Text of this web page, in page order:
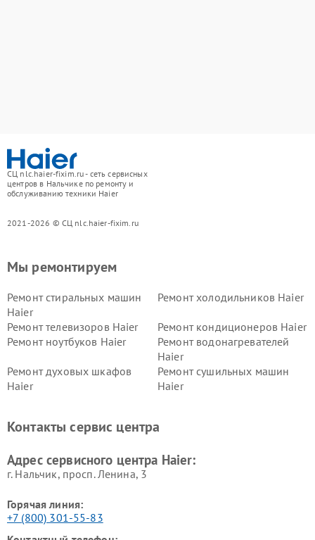
СЦ nlc.haier-fixim.ru - сеть сервисных
центров в Нальчике по ремонту и
обслуживанию техники Haier
2021-2026 © СЦ nlc.haier-fixim.ru
Мы ремонтируем
Ремонт стиральных машин
Haier
Ремонт холодильников Haier
Ремонт телевизоров Haier
Ремонт кондиционеров Haier
Ремонт ноутбуков Haier
Ремонт водонагревателей
Haier
Ремонт духовых шкафов
Haier
Ремонт сушильных машин
Haier
Ремонт роботов-пылесосов
Ремонт посудомоечных
Контакты сервис центра
Адрес сервисного центра Haier:
г. Нальчик, просп. Ленина, 3
Горячая линия:
+7 (800) 301-55-83